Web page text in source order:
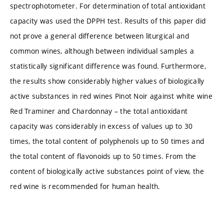
spectrophotometer. For determination of total antioxidant
capacity was used the DPPH test. Results of this paper did
not prove a general difference between liturgical and
common wines, although between individual samples a
statistically significant difference was found. Furthermore,
the results show considerably higher values of biologically
active substances in red wines Pinot Noir against white wine
Red Traminer and Chardonnay – the total antioxidant
capacity was considerably in excess of values up to 30
times, the total content of polyphenols up to 50 times and
the total content of flavonoids up to 50 times. From the
content of biologically active substances point of view, the
red wine is recommended for human health.